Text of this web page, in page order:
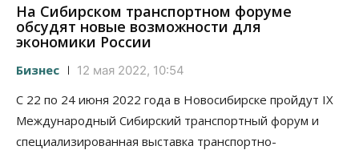
На Сибирском транспортном форуме
обсудят новые возможности для
экономики России
Бизнес 12 мая 2022, 10:54
С 22 по 24 июня 2022 года в Новосибирске пройдут IX
Международный Сибирский транспортный форум и
специализированная выставка транспортно-